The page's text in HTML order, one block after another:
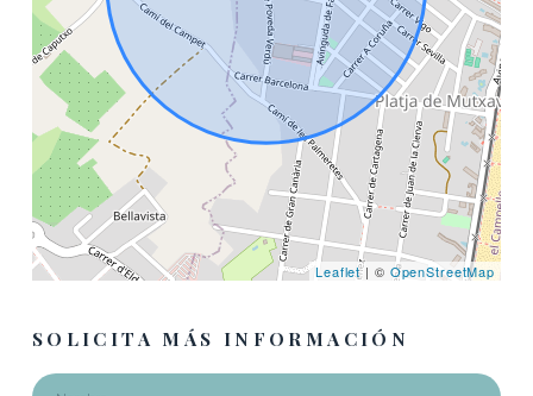
Leaflet| © OpenStreetMap
SOLICITA MÁS INFORMACIÓN